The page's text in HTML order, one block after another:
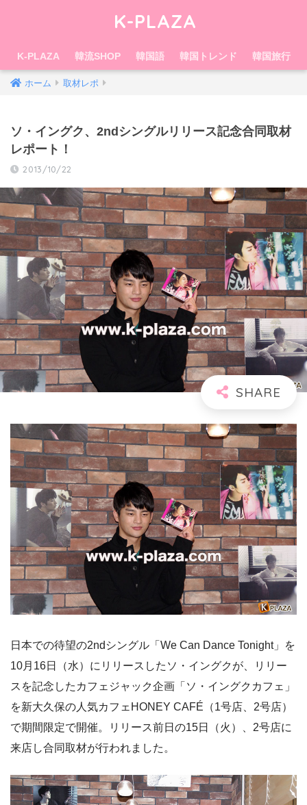
K-PLAZA
K-PLAZA 韓流SHOP 韓国語 韓国トレンド 韓国旅行
ホーム 取材レポ
ソ・イングク、2ndシングルリリース記念合同取材
レポート！
2013/10/22
日本での待望の2ndシングル「We Can Dance Tonight」を
10月16日（水）にリリースしたソ・イングクが、リリー
スを記念したカフェジャック企画「ソ・イングクカフェ」
を新大久保の人気カフェHONEY CAFÉ（1号店、2号店）
で期間限定で開催。リリース前日の15日（火）、2号店に
来店し合同取材が行われました。